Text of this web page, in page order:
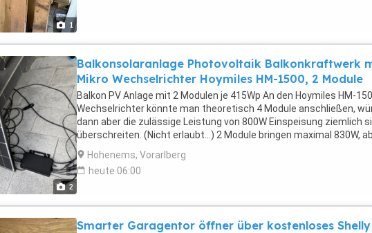
1
2
Balkonsolaranlage Photovoltaik Balkonkraftwerk
Mikro Wechselrichter Hoymiles HM-1500, 2 Module
Balkon PV Anlage mit 2 Modulen je 415Wp An den Hoymiles HM-
Wechselrichter könnte man theoretisch 4 Module anschließen,
dann aber die zulässige Leistung von 800W Einspeisung ziemlich
überschreiten. (Nicht erlaubt...) 2 Module bringen maximal 830W,
nur im perfekten Idealfall, was nicht oft der Fall sein wird. Im Set
enhalten ist also: 1 Hoymiles HM-1500 1 Netzkabel für den
des Wechselrichters ans 220V Stromnetz 2 PV Module mit je 415
Ertragsberechnung - auch online über das Shelly App für iOS und
Hohenems, Vorarlberg
heute 06:00
Smarter Garagentor öffner über kostenloses Shelly